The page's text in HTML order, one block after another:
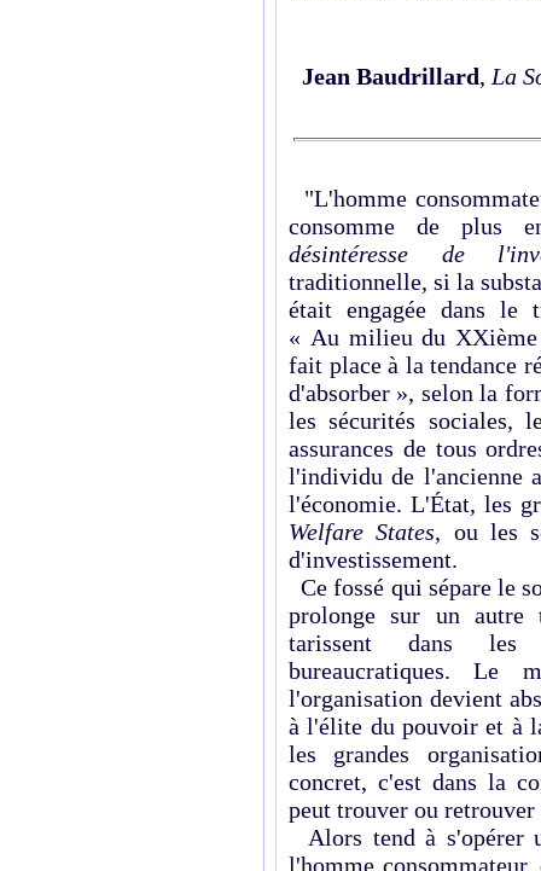
Jean Baudrillard, La
"L'homme
consomme de plus
désintéresse de
traditionnelle, si la
était engagée dans le
« Au milieu du XXième
fait place à la tendance
d'absorber », selon la
les sécurités sociales,
assurances de tous
l'individu de l'ancienne
l'économie. L'État, les
Welfare States, ou les
d'investissement.
Ce fossé qui sépare le
prolonge sur un autre
tarissent dans les
bureaucratiques.
l'organisation devient
à l'élite du pouvoir et à
les grandes
concret, c'est dans la
peut trouver ou
Alors tend à s'opérer
l'homme